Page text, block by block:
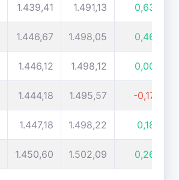
1.439,41 1.491,13 0,63%
1.446,67 1.498,05 0,46%
1.446,12 1.498,12 0,00%
1.444,18 1.495,57 -0,17%
1.447,18 1.498,22 0,18%
1.450,60 1.502,09 0,26%